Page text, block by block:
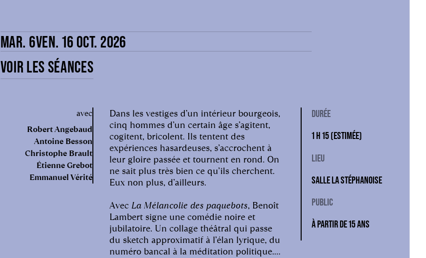
MAR. 6VEN. 16 OCT. 2026
VOIR LES SÉANCES
avec
Robert Angebaud
Antoine Besson
Christophe Brault
Étienne Grebot
Emmanuel Vérité
Dans les vestiges d’un intérieur bourgeois,
cinq hommes d’un certain âge s’agitent,
cogitent, bricolent. Ils tentent des
expériences hasardeuses, s’accrochent à
leur gloire passée et tournent en rond. On
ne sait plus très bien ce qu’ils cherchent.
Eux non plus, d’ailleurs.
AvecLa Mélancolie des paquebots, Benoît
Lambert signe une comédie noire et
jubilatoire. Un collage théâtral qui passe
du sketch approximatif à l’élan lyrique, du
numéro bancal à la méditation politique.
DURÉE
1 H 15 (ESTIMÉE)
LIEU
SALLE LA STÉPHANOISE
PUBLIC
À PARTIR DE 15 ANS